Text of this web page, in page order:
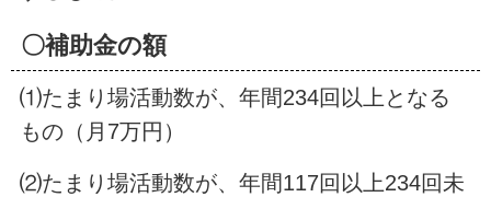
〇補助金の額
⑴たまり場活動数が、年間234回以上となる
もの（月7万円）
⑵たまり場活動数が、年間117回以上234回未